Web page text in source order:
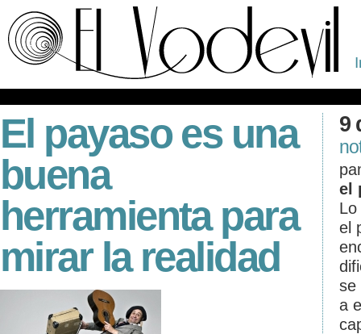
El payaso es una
buena
herramienta para
mirar la realidad
9
el
el
se
a